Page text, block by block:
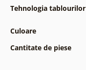
Tehnologia tablourilor
Culoare
Cantitate de piese